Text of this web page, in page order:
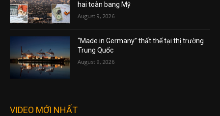
hai toàn bang Mỹ
August 9, 2026
“Made in Germany” thất thế tại thị trường
Trung Quốc
August 9, 2026
VIDEO MỚI NHẤT